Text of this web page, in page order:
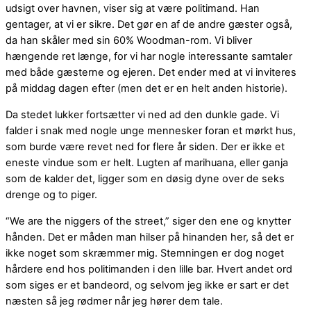
udsigt over havnen, viser sig at være politimand. Han
gentager, at vi er sikre. Det gør en af de andre gæster også,
da han skåler med sin 60% Woodman-rom. Vi bliver
hængende ret længe, for vi har nogle interessante samtaler
med både gæsterne og ejeren. Det ender med at vi inviteres
på middag dagen efter (men det er en helt anden historie).
Da stedet lukker fortsætter vi ned ad den dunkle gade. Vi
falder i snak med nogle unge mennesker foran et mørkt hus,
som burde være revet ned for flere år siden. Der er ikke et
eneste vindue som er helt. Lugten af marihuana, eller ganja
som de kalder det, ligger som en døsig dyne over de seks
drenge og to piger.
“We are the niggers of the street,” siger den ene og knytter
hånden. Det er måden man hilser på hinanden her, så det er
ikke noget som skræmmer mig. Stemningen er dog noget
hårdere end hos politimanden i den lille bar. Hvert andet ord
som siges er et bandeord, og selvom jeg ikke er sart er det
næsten så jeg rødmer når jeg hører dem tale.